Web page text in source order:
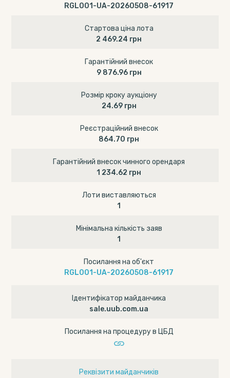
RGL001-UA-20260508-61917
Стартова ціна лота
2 469.24 грн
Гарантійний внесок
9 876.96 грн
Розмір кроку аукціону
24.69 грн
Реєстраційний внесок
864.70 грн
Гарантійний внесок чинного орендаря
1 234.62 грн
Лоти виставляються
1
Мінімальна кількість заяв
1
Посилання на об'єкт
RGL001-UA-20260508-61917
Ідентифікатор майданчика
sale.uub.com.ua
Посилання на процедуру в ЦБД
Реквізити майданчиків